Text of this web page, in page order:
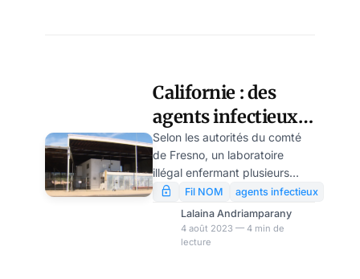
Californie : des
agents infectieux
découverts lors du
démantèlement
d’un laboratoire
secret
Selon les autorités du comté
de Fresno, un laboratoire
illégal enfermant plusieurs
agents infectieux, de déchets
médicaux et de centaines de
souris bio-modifiées ont été
découvert dans un entrepôt
Fil NOM
agents infectieux
Lalaina Andriamparany
4 août 2023 — 4 min de
lecture